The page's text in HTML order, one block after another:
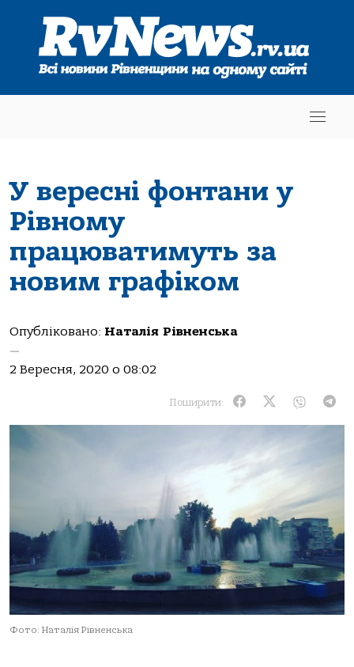
У вересні фонтани у
Рівному
працюватимуть за
новим графіком
Опубліковано: Наталія Рівненська
—
2 Вересня, 2020 о 08:02
Поширити:
Фото: Наталія Рівненська